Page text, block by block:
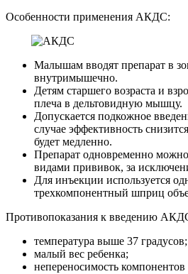
Особенности применения АКДС:
Малышам вводят препарат в
внутримышечно.
Детям старшего возраста и
плеча в дельтовидную мышцу.
Допускается подкожное
случае эффективность
будет медленно.
Препарат одновременно
видами прививок, за
Для инъекции используется
трехкомпонентный шприц
Противопоказания к введению
температура выше 37 градусов;
малый вес ребенка;
непереносимость компонентов